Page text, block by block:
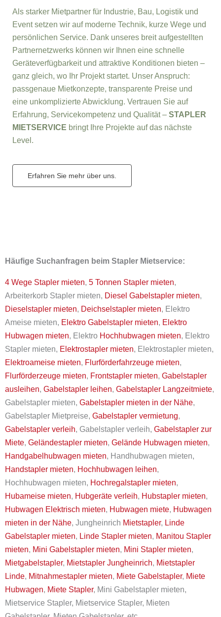
Als starker Mietpartner für Industrie, Bau, Logistik und
Event setzen wir auf moderne Technik, kurze Wege und
persönlichen Service. Dank unseres breit aufgestellten
Partnernetzwerks können wir Ihnen eine schnelle
Geräteverfügbarkeit und attraktive Konditionen bieten –
ganz gleich, wo Ihr Projekt startet. Unser Anspruch:
passgenaue Mietkonzepte, transparente Preise und
eine unkomplizierte Abwicklung. Vertrauen Sie auf
Erfahrung, Servicekompetenz und Qualität – STAPLER
MIETSERVICE bringt Ihre Projekte auf das nächste
Level.
Erfahren Sie mehr über uns.
Häufige Suchanfragen beim Stapler Mietservice:
4 Wege Stapler mieten, 5 Tonnen Stapler mieten,
Arbeiterkorb Stapler mieten, Diesel Gabelstapler mieten,
Dieselstapler mieten, Deichselstapler mieten, Elektro
Ameise mieten, Elektro Gabelstapler mieten, Elektro
Hubwagen mieten, Elektro Hochhubwagen mieten, Elektro
Stapler mieten, Elektrostapler mieten, Elektrostapler mieten,
Elektroameise mieten, Flurförderfahrzeuge mieten,
Flurförderzeuge mieten, Frontstapler mieten, Gabelstapler
ausleihen, Gabelstapler leihen, Gabelstapler Langzeitmiete,
Gabelstapler mieten, Gabelstapler mieten in der Nähe,
Gabelstapler Mietpreise, Gabelstapler vermietung,
Gabelstapler verleih, Gabelstapler verleih, Gabelstapler zur
Miete, Geländestapler mieten, Gelände Hubwagen mieten,
Handgabelhubwagen mieten, Handhubwagen mieten,
Handstapler mieten, Hochhubwagen leihen,
Hochhubwagen mieten, Hochregalstapler mieten,
Hubameise mieten, Hubgeräte verleih, Hubstapler mieten,
Hubwagen Elektrisch mieten, Hubwagen miete, Hubwagen
mieten in der Nähe, Jungheinrich Mietstapler, Linde
Gabelstapler mieten, Linde Stapler mieten, Manitou Stapler
mieten, Mini Gabelstapler mieten, Mini Stapler mieten,
Mietgabelstapler, Mietstapler Jungheinrich, Mietstapler
Linde, Mitnahmestapler mieten, Miete Gabelstapler, Miete
Hubwagen, Miete Stapler, Mini Gabelstapler mieten,
Mietservice Stapler, Mietservice Stapler, Mieten